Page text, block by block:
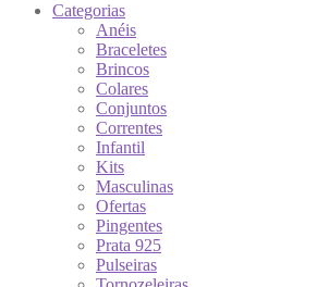
Categorias
Anéis
Braceletes
Brincos
Colares
Conjuntos
Correntes
Infantil
Kits
Masculinas
Ofertas
Pingentes
Prata 925
Pulseiras